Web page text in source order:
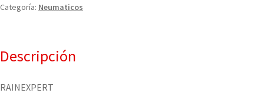
Categoría: Neumaticos
Descripción
RAINEXPERT